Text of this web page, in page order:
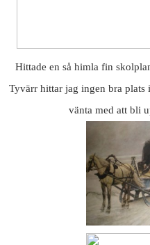
Hittade en så himla fin
Tyvärr hittar jag ingen bra plats
vänta med att bli